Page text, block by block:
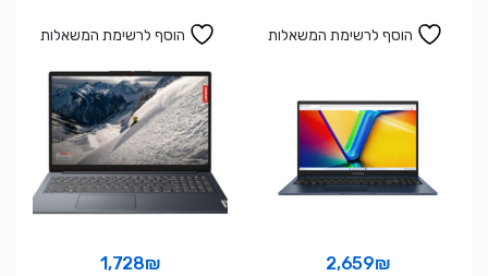
הוסף לרשימת המשאלות
2,659₪
הוסף לרשימת המשאלות
1,728₪